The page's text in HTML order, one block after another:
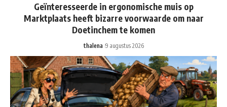
Geïnteresseerde in ergonomische muis op
Marktplaats heeft bizarre voorwaarde om naar
Doetinchem te komen
thalena 9 augustus 2026